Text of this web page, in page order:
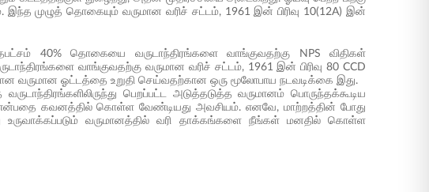
முழுத் தொகையும் வருமான வரிச் சட்டம், 1961 இன் பிரிவு 10(12A) இன்
40% தொகையை வருடாந்திரங்களை வாங்குவதற்கு NPS விதிகள்
வாங்குவதற்கு வருமான வரிச் சட்டம், 1961 இன் பிரிவு 80 CCD
வருமான ஓட்டத்தை உறுதி செய்வதற்கான ஒரு மூலோபாய நடவடிக்கை இது.
பெறப்பட்ட அடுத்தடுத்த வருமானம் பொருந்தக்கூடிய
என்பதை கவனத்தில் கொள்ள வேண்டியது அவசியம். எனவே, மாற்றத்தின் போது
உருவாக்கப்படும் வருமானத்தில் வரி தாக்கங்களை நீங்கள் மனதில் கொள்ள